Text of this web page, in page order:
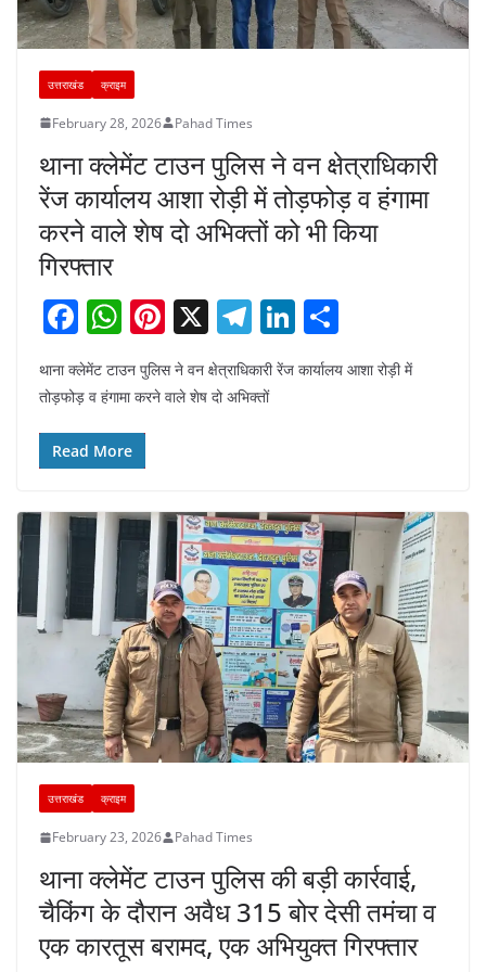
उत्तराखंड क्राइम
February 28, 2026 Pahad Times
थाना क्लेमेंट टाउन पुलिस ने वन क्षेत्राधिकारी
रेंज कार्यालय आशा रोड़ी में तोड़फोड़ व हंगामा
करने वाले शेष दो अभिक्तों को भी किया
गिरफ्तार
F
a
c
e
b
o
k
W
at
s
A
p
Pi
nt
er
X T
el
e
Li
k ar
थाना क्लेमेंट टाउन पुलिस ने वन क्षेत्राधिकारी रेंज कार्यालय आशा रोड़ी में
तोड़फोड़ व हंगामा करने वाले शेष दो अभिक्तों
Read More
उत्तराखंड क्राइम
February 23, 2026 Pahad Times
थाना क्लेमेंट टाउन पुलिस की बड़ी कार्रवाई,
चैकिंग के दौरान अवैध 315 बोर देसी तमंचा व
एक कारतूस बरामद, एक अभियुक्त गिरफ्तार